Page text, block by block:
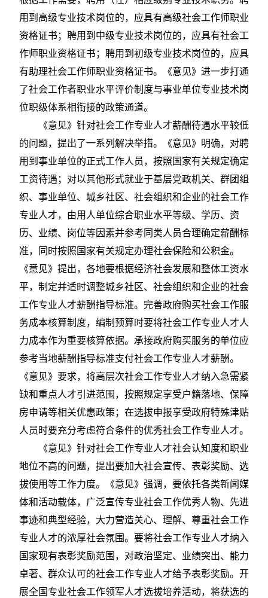
用到高级专业技术岗位的，应具有高级社会工作师职业
资格证书；聘用到中级专业技术岗位的，应具有社会工
作师职业资格证书；聘用到初级专业技术岗位的，应具
有助理社会工作师职业资格证书。《意见》进一步打通
了社会工作者职业水平评价制度与事业单位专业技术岗
位职级体系相衔接的政策通道。
《意见》针对社会工作专业人才薪酬待遇水平较低
的问题，提出了一系列解决举措。《意见》明确，对聘
用到事业单位的正式工作人员，按照国家有关规定确定
工资待遇；对以其他形式就业于基层党政机关、群团组
织、事业单位、城乡社区、社会组织和企业的社会工作
专业人才，由用人单位综合职业水平等级、学历、资
历、业绩、岗位等因素并参考同类人员合理确定薪酬标
准，同时按照国家有关规定办理社会保险和公积金。
《意见》提出，各地要根据经济社会发展和整体工资水
平，制定并适时调整城乡社区、社会组织和企业的社会
工作专业人才薪酬指导标准。完善政府购买社会工作服
务成本核算制度，编制预算时要将社会工作专业人才人
力成本作为重要核算依据。承接政府购买服务的单位应
参考当地薪酬指导标准支付社会工作专业人才薪酬。
《意见》要求，将高层次社会工作专业人才纳入急需紧
缺和重点人才引进范围，按照规定享受户籍落地、保障
房申请等相关优惠政策；在选拔申报享受政府特殊津贴
人员时要充分考虑符合条件的优秀社会工作专业人才。
《意见》针对社会工作专业人才社会认知度和职业
地位不高的问题，提出要加大社会宣传、表彰奖励、选
拔使用等工作力度。《意见》强调，要依托各类新闻媒
体和活动载体，广泛宣传专业社会工作优秀人物、先进
事迹和典型经验，大力营造关心、理解、尊重社会工作
专业人才的浓厚社会氛围。要将社会工作专业人才纳入
国家现有表彰奖励范围，对政治坚定、业绩突出、能力
卓著、群众认可的社会工作专业人才给予表彰奖励。开
展全国专业社会工作领军人才选拔培养活动，将获选的